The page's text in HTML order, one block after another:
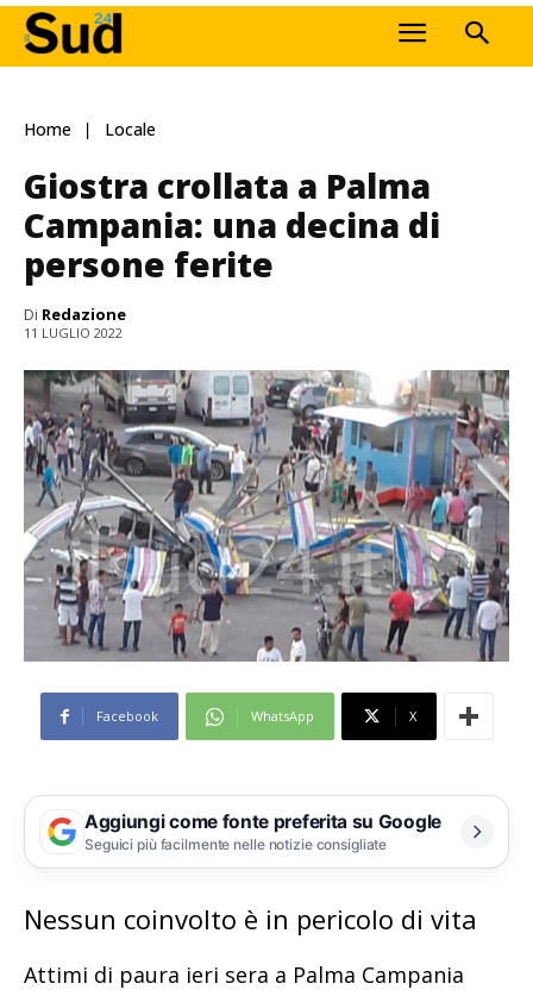
Home Locale
Giostra crollata a Palma
Campania: una decina di
persone ferite
Di Redazione
11 LUGLIO 2022
Facebook WhatsApp X
Aggiungi come fonte preferita su Google
Seguici più facilmente nelle notizie consigliate
Nessun coinvolto è in pericolo di vita
Attimi di paura ieri sera a Palma Campania